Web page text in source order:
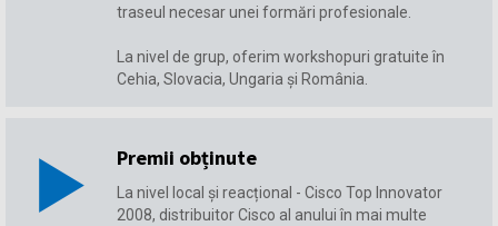
traseul necesar unei formări profesionale.
La nivel de grup, oferim workshopuri gratuite în
Cehia, Slovacia, Ungaria și România.
Premii obținute
La nivel local și reacțional - Cisco Top Innovator
2008, distribuitor Cisco al anului în mai multe